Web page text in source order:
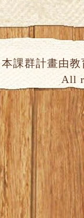
本課群計畫由
All